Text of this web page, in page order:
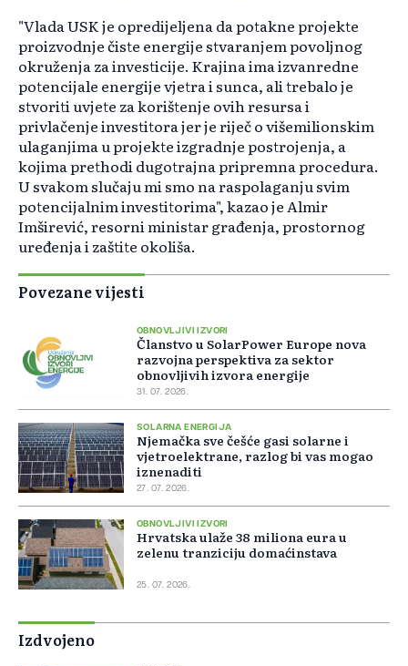
"Vlada USK je opredijeljena da potakne projekte
proizvodnje čiste energije stvaranjem povoljnog
okruženja za investicije. Krajina ima izvanredne
potencijale energije vjetra i sunca, ali trebalo je
stvoriti uvjete za korištenje ovih resursa i
privlačenje investitora jer je riječ o višemilionskim
ulaganjima u projekte izgradnje postrojenja, a
kojima prethodi dugotrajna pripremna procedura.
U svakom slučaju mi smo na raspolaganju svim
potencijalnim investitorima", kazao je Almir
Imširević, resorni ministar građenja, prostornog
uređenja i zaštite okoliša.
Povezane vijesti
OBNOVLJIVI IZVORI
Članstvo u SolarPower Europe nova
razvojna perspektiva za sektor
obnovljivih izvora energije
31. 07. 2026.
SOLARNA ENERGIJA
Njemačka sve češće gasi solarne i
vjetroelektrane, razlog bi vas mogao
iznenaditi
27. 07. 2026.
OBNOVLJIVI IZVORI
Hrvatska ulaže 38 miliona eura u
zelenu tranziciju domaćinstava
25. 07. 2026.
Izdvojeno